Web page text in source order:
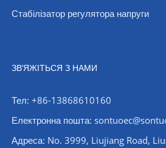
Стабілізатор регулятора напруги
ЗВ’ЯЖІТЬСЯ З НАМИ
Тел: +86-13868610160
Електронна пошта:
Адреса: No. 3999, Liujiang Road,